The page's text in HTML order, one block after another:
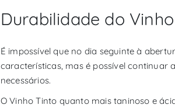
Durabilidade do
É impossível que no dia seguinte à
características, mas é possível continuar
necessários.
O Vinho Tinto quanto mais taninoso e